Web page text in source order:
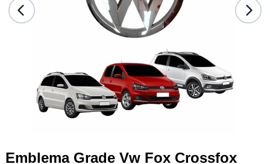
Emblema Grade Vw Fox Crossfox